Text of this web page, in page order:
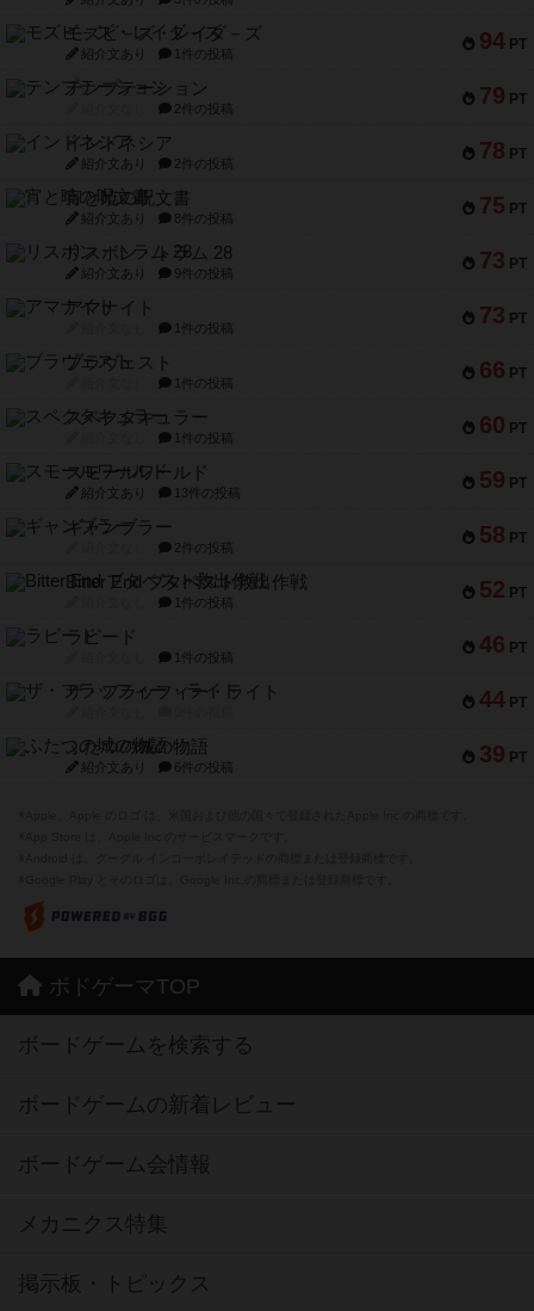
94 PT
モズビ－ズ・レイダ－ズ
紹介文あり 1件の投稿
79 PT
テンプテーション
2件の投稿
78 PT
インドネシア
紹介文あり 2件の投稿
75 PT
宵と暁の呪文書
紹介文あり 8件の投稿
73 PT
リスボン・トラム 28
紹介文あり 9件の投稿
73 PT
アマナイト
1件の投稿
66 PT
ブラヴェスト
1件の投稿
60 PT
スペクタキュラー
1件の投稿
59 PT
スモールワールド
紹介文あり 13件の投稿
58 PT
ギャンブラー
2件の投稿
52 PT
Bitter End ブタペスト救出作戦
1件の投稿
46 PT
ラピード
1件の投稿
44 PT
ザ・フラッフィー・ライト
39 PT
ふたつの城の物語
紹介文あり 6件の投稿
ボドゲーマTOP
ボードゲームを検索する
ボードゲームの新着レビュー
ボードゲーム会情報
メカニクス特集
掲示板・トピックス